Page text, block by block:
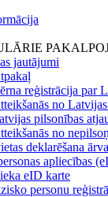
jautājumi
reģistrācija par
no
pilsonības
no
deklarēšana
apliecības
eID karte
personu reģistrā